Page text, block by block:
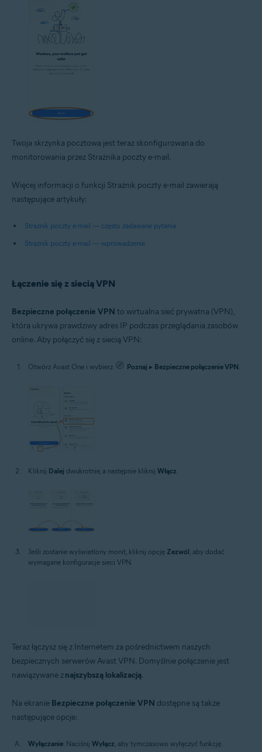
Twoja skrzynka pocztowa jest teraz skonfigurowana do
monitorowania przez Strażnika poczty e-mail.
Więcej informacji o funkcji Strażnik poczty e-mail zawierają
następujące artykuły:
Strażnik poczty e-mail — często zadawane pytania
Strażnik poczty e-mail — wprowadzenie
Łączenie się z siecią VPN
Bezpieczne połączenie VPN to wirtualna sieć prywatna (VPN),
która ukrywa prawdziwy adres IP podczas przeglądania zasobów
online. Aby połączyć się z siecią VPN:
Otwórz Avast One i wybierz Poznaj ▸ Bezpieczne połączenie VPN.
Kliknij Dalej dwukrotnie, a następnie kliknij Włącz.
Jeśli zostanie wyświetlony monit, kliknij opcję Zezwól, aby dodać
wymagane konfiguracje sieci VPN.
Teraz łączysz się z Internetem za pośrednictwem naszych
bezpiecznych serwerów Avast VPN. Domyślnie połączenie jest
nawiązywane znajszybszą lokalizacją.
Na ekranie Bezpieczne połączenie VPN dostępne są także
następujące opcje:
Wyłączanie: Naciśnij Wyłącz, aby tymczasowo wyłączyć funkcję.